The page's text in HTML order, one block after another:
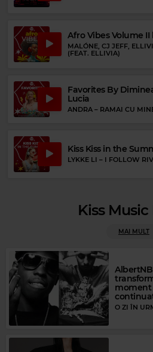
Rock 80s & 90s
OZZY OSBOURNE–BARK AT THE MOON
Rock Blues
PETER GREEN BABY WHEN THE SUN
Afro Vibes Volume II
MALÓNE, CJ JEFF,
(FEAT. ELLIVIA)
Favorites By
Lucia
ANDRA – RAMAI CU
Kiss Kiss in the
LYKKE LI – I FOLLOW
Kiss
MAI MULT
moment
O ZI ÎN